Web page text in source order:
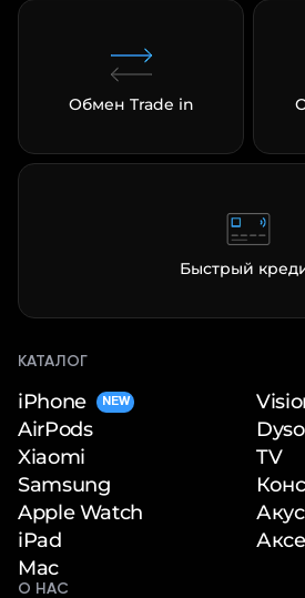
Обмен Trade in
Быстрый
КАТАЛОГ
iPhone NEW
AirPods
Xiaomi
Samsung
Apple Watch
iPad
Mac
TV
О НАС